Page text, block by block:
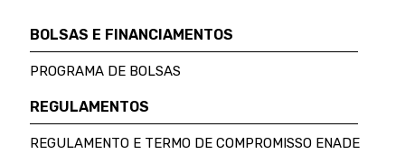
BOLSAS E FINANCIAMENTOS
PROGRAMA DE BOLSAS
REGULAMENTOS
REGULAMENTO E TERMO DE COMPROMISSO ENADE